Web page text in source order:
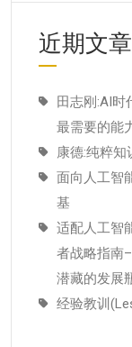
近期文章
田志刚:AI时
最需要的能
康德:纯粹知
面向人工智
基
适配人工智
者战略指南
潜藏的发展
经验教训